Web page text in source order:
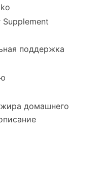
Supplement
поддержка
домашнего